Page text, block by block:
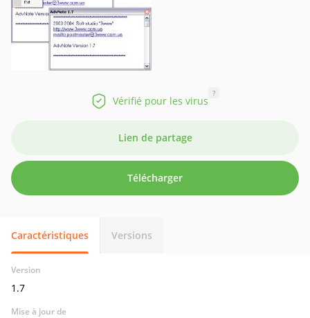
Vérifié pour les virus
?
Lien de partage
Télécharger
Caractéristiques Versions
Version
1.7
Mise à jour de